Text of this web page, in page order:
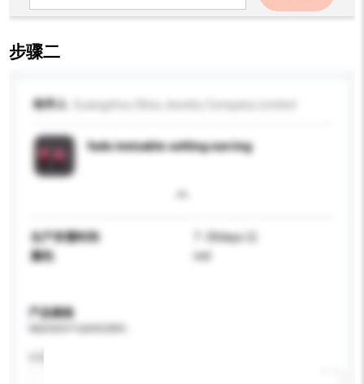
步骤二
收件人
fade invisable setting earring
生产所需时间
7 -30days 日
颜色
red
产品规格